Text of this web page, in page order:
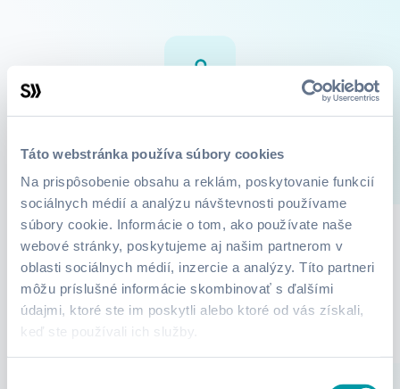
Táto webstránka používa súbory cookies
Na prispôsobenie obsahu a reklám, poskytovanie funkcií
sociálnych médií a analýzu návštevnosti používame
súbory cookie. Informácie o tom, ako používate naše
webové stránky, poskytujeme aj našim partnerom v
oblasti sociálnych médií, inzercie a analýzy. Títo partneri
môžu príslušné informácie skombinovať s ďalšími
údajmi, ktoré ste im poskytli alebo ktoré od vás získali,
keď ste používali ich služby.
Veronika Jiříčková
Kurzy O mne
Lektor zatiaľ nepridali žiadne informácie.